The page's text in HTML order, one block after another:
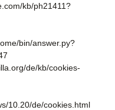
kb/ph21411?
bin/answer.py?
de/kb/cookies-
10.20/de/cookies.html